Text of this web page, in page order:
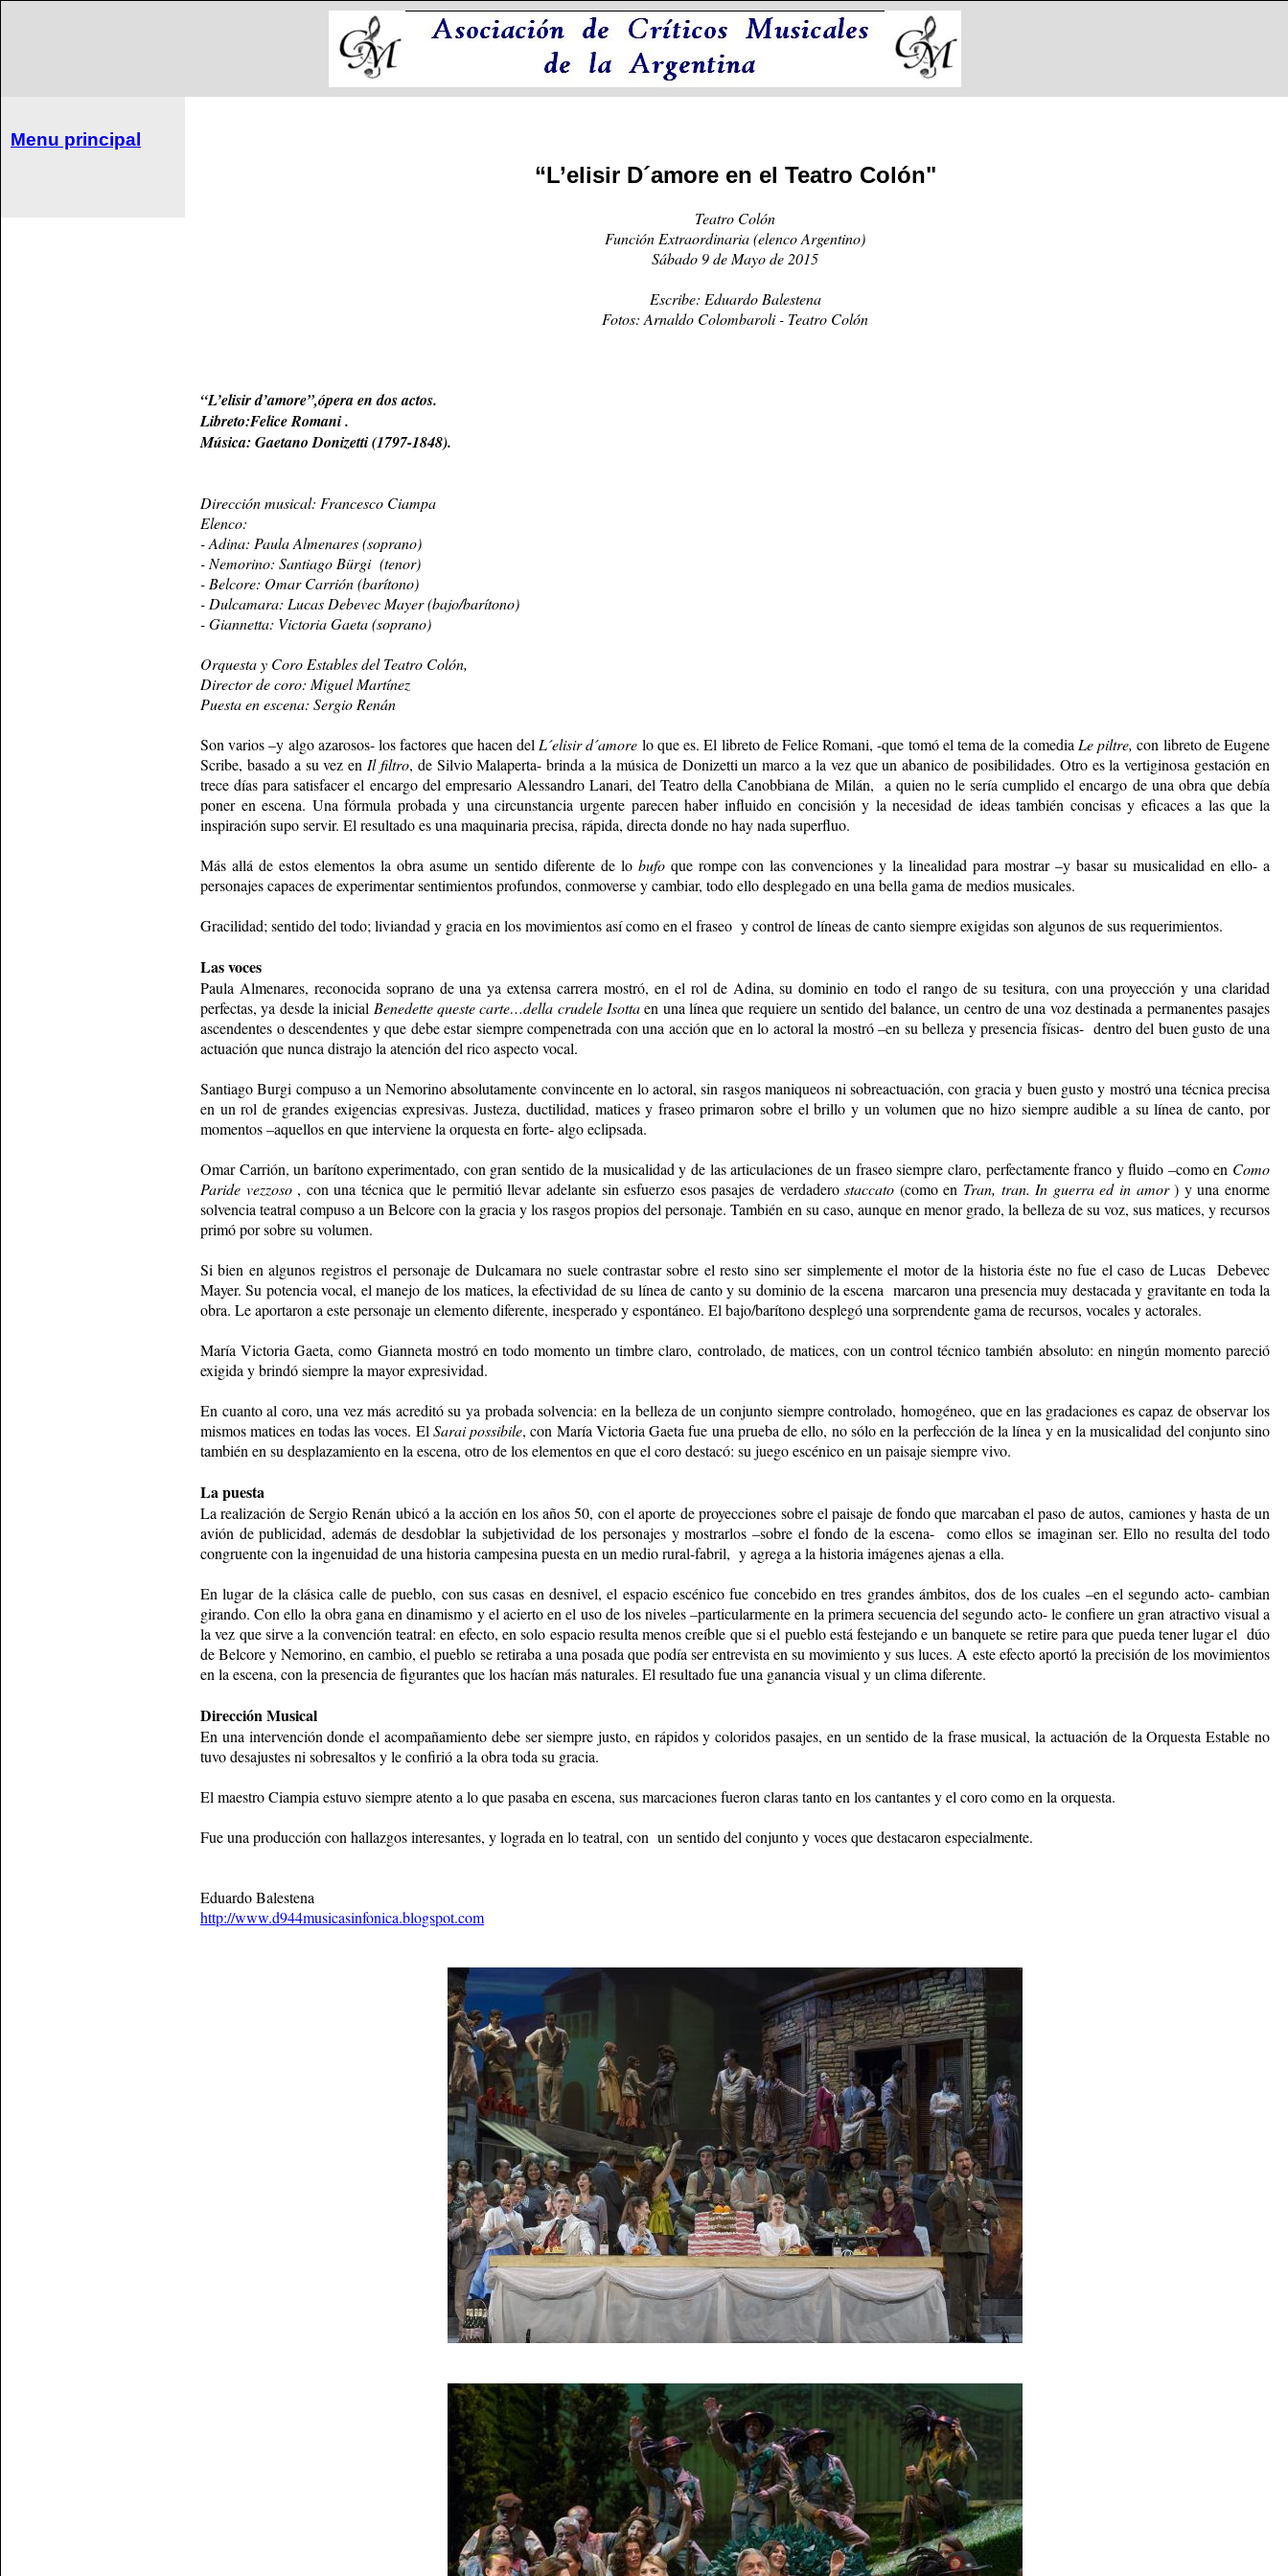
Menu principal
“L’elisir D´amore en el Teatro Colón"
Teatro Colón
Función Extraordinaria (elenco Argentino)
Sábado 9 de Mayo de 2015
Escribe: Eduardo Balestena
Fotos: Arnaldo Colombaroli - Teatro Colón
“L’elisir d’amore”,ópera en dos actos.
Libreto:Felice Romani .
Música: Gaetano Donizetti (1797-1848).
Dirección musical: Francesco Ciampa
Elenco:
- Adina: Paula Almenares (soprano)
- Nemorino: Santiago Bürgi (tenor)
- Belcore: Omar Carrión (barítono)
- Dulcamara: Lucas Debevec Mayer (bajo/barítono)
- Giannetta: Victoria Gaeta (soprano)
Orquesta y Coro Estables del Teatro Colón,
Director de coro: Miguel Martínez
Puesta en escena: Sergio Renán
Son varios –y algo azarosos- los factores que hacen del L´elisir d´amore lo que es. El libreto de Felice Romani, -que tomó el tema de la comedia Le piltre,con libreto de Eugene
Scribe, basado a su vez en Il filtro, de Silvio Malaperta- brinda a la música de Donizetti un marco a la vez que un abanico de posibilidades. Otro es la vertiginosa gestación en
trece días para satisfacer el encargo del empresario Alessandro Lanari, del Teatro della Canobbiana de Milán, a quien no le sería cumplido el encargo de una obra que debía
poner en escena. Una fórmula probada y una circunstancia urgente parecen haber influido en concisión y la necesidad de ideas también concisas y eficaces a las que la
inspiración supo servir. El resultado es una maquinaria precisa, rápida, directa donde no hay nada superfluo.
Más allá de estos elementos la obra asume un sentido diferente de lo bufoque rompe con las convenciones y la linealidad para mostrar –y basar su musicalidad en ello- a
personajes capaces de experimentar sentimientos profundos, conmoverse y cambiar, todo ello desplegado en una bella gama de medios musicales.
Gracilidad; sentido del todo; liviandad y gracia en los movimientos así como en el fraseo y control de líneas de canto siempre exigidas son algunos de sus requerimientos.
Las voces
Paula Almenares, reconocida soprano de una ya extensa carrera mostró, en el rol de Adina, su dominio en todo el rango de su tesitura, con una proyección y una claridad
perfectas, ya desde la inicial Benedette queste carte…della crudele Isottaen una línea que requiere un sentido del balance, un centro de una voz destinada a permanentes pasajes
ascendentes o descendentes y que debe estar siempre compenetrada con una acción que en lo actoral la mostró –en su belleza y presencia físicas- dentro del buen gusto de una
actuación que nunca distrajo la atención del rico aspecto vocal.
Santiago Burgi compuso a un Nemorino absolutamente convincente en lo actoral, sin rasgos maniqueos ni sobreactuación, con gracia y buen gusto y mostró una técnica precisa
en un rol de grandes exigencias expresivas. Justeza, ductilidad, matices y fraseo primaron sobre el brillo y un volumen que no hizo siempre audible a su línea de canto, por
momentos –aquellos en que interviene la orquesta en forte- algo eclipsada.
Omar Carrión, un barítono experimentado, con gran sentido de la musicalidad y de las articulaciones de un fraseo siempre claro, perfectamente franco y fluido –como en Como
Paride vezzoso, con una técnica que le permitió llevar adelante sin esfuerzo esos pasajes de verdaderostaccato (como en Tran, tran. In guerra ed in amor) y una enorme
solvencia teatral compuso a un Belcore con la gracia y los rasgos propios del personaje. También en su caso, aunque en menor grado, la belleza de su voz, sus matices, y recursos
primó por sobre su volumen.
Si bien en algunos registros el personaje de Dulcamara no suele contrastar sobre el resto sino ser simplemente el motor de la historia éste no fue el caso de Lucas Debevec
Mayer. Su potencia vocal, el manejo de los matices, la efectividad de su línea de canto y su dominio de la escena marcaron una presencia muy destacada y gravitante en toda la
obra. Le aportaron a este personaje un elemento diferente, inesperado y espontáneo. El bajo/barítono desplegó una sorprendente gama de recursos, vocales y actorales.
María Victoria Gaeta, como Gianneta mostró en todo momento un timbre claro, controlado, de matices, con un control técnico también absoluto: en ningún momento pareció
exigida y brindó siempre la mayor expresividad.
En cuanto al coro, una vez más acreditó su ya probada solvencia: en la belleza de un conjunto siempre controlado, homogéneo, que en las gradaciones es capaz de observar los
mismos matices en todas las voces. El Sarai possibile, con María Victoria Gaeta fue una prueba de ello, no sólo en la perfección de la línea y en la musicalidad del conjunto sino
también en su desplazamiento en la escena, otro de los elementos en que el coro destacó: su juego escénico en un paisaje siempre vivo.
La puesta
La realización de Sergio Renán ubicó a la acción en los años 50, con el aporte de proyecciones sobre el paisaje de fondo que marcaban el paso de autos, camiones y hasta de un
avión de publicidad, además de desdoblar la subjetividad de los personajes y mostrarlos –sobre el fondo de la escena- como ellos se imaginan ser. Ello no resulta del todo
congruente con la ingenuidad de una historia campesina puesta en un medio rural-fabril, y agrega a la historia imágenes ajenas a ella.
En lugar de la clásica calle de pueblo, con sus casas en desnivel, el espacio escénico fue concebido en tres grandes ámbitos, dos de los cuales –en el segundo acto- cambian
girando. Con ello la obra gana en dinamismo y el acierto en el uso de los niveles –particularmente en la primera secuencia del segundo acto- le confiere un gran atractivo visual a
la vez que sirve a la convención teatral: en efecto, en solo espacio resulta menos creíble que si el pueblo está festejando e un banquete se retire para que pueda tener lugar el dúo
de Belcore y Nemorino, en cambio, el pueblo se retiraba a una posada que podía ser entrevista en su movimiento y sus luces. A este efecto aportó la precisión de los movimientos
en la escena, con la presencia de figurantes que los hacían más naturales. El resultado fue una ganancia visual y un clima diferente.
Dirección Musical
En una intervención donde el acompañamiento debe ser siempre justo, en rápidos y coloridos pasajes, en un sentido de la frase musical, la actuación de la Orquesta Estable no
tuvo desajustes ni sobresaltos y le confirió a la obra toda su gracia.
El maestro Ciampia estuvo siempre atento a lo que pasaba en escena, sus marcaciones fueron claras tanto en los cantantes y el coro como en la orquesta.
Fue una producción con hallazgos interesantes, y lograda en lo teatral, con un sentido del conjunto y voces que destacaron especialmente.
Eduardo Balestena
http://www.d944musicasinfonica.blogspot.com